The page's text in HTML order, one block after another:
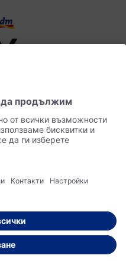
Лични данни
интелект (ИИ)